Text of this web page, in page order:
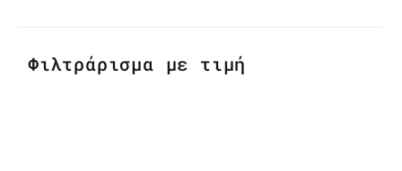
Φιλτράρισμα με τιμή